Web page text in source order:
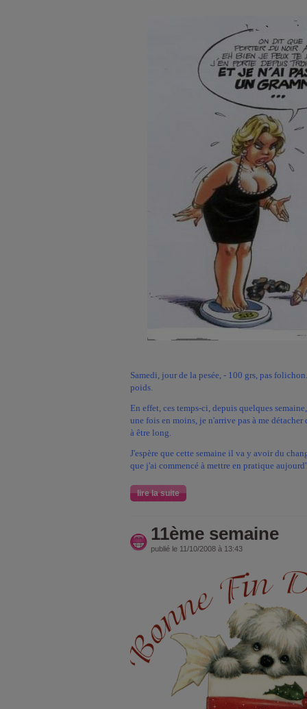
Samedi, jour de la pesée, - 100 grs, pas
poids.
En effet, ces temps-ci, depuis quelques
une fois en moins, je n'arrive pas à me détacher
à être long
J'espère que cette semaine il va y avoir du
que j'ai commencé à mettre en pratique
lire la suite
11ème semaine
publié le 11/10/2008 à 13:43